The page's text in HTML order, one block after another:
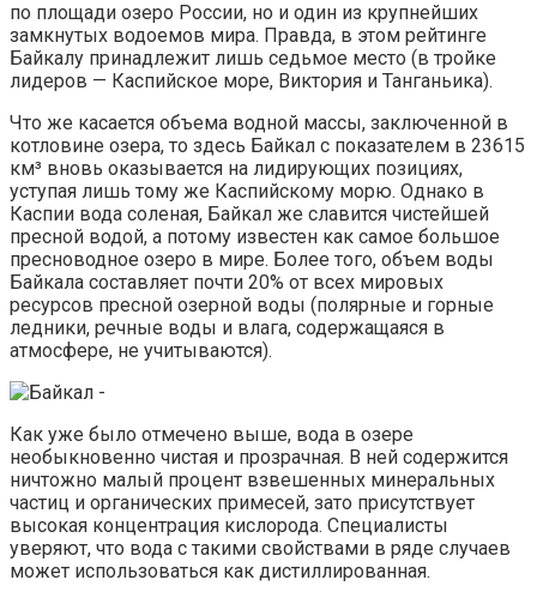
по площади озеро России, но и один из крупнейших
замкнутых водоемов мира. Правда, в этом рейтинге
Байкалу принадлежит лишь седьмое место (в тройке
лидеров — Каспийское море, Виктория и Танганьика).
Что же касается объема водной массы, заключенной в
котловине озера, то здесь Байкал с показателем в 23615
км³ вновь оказывается на лидирующих позициях,
уступая лишь тому же Каспийскому морю. Однако в
Каспии вода соленая, Байкал же славится чистейшей
пресной водой, а потому известен как самое большое
пресноводное озеро в мире. Более того, объем воды
Байкала составляет почти 20% от всех мировых
ресурсов пресной озерной воды (полярные и горные
ледники, речные воды и влага, содержащаяся в
атмосфере, не учитываются).
Как уже было отмечено выше, вода в озере
необыкновенно чистая и прозрачная. В ней содержится
ничтожно малый процент взвешенных минеральных
частиц и органических примесей, зато присутствует
высокая концентрация кислорода. Специалисты
уверяют, что вода с такими свойствами в ряде случаев
может использоваться как дистиллированная.